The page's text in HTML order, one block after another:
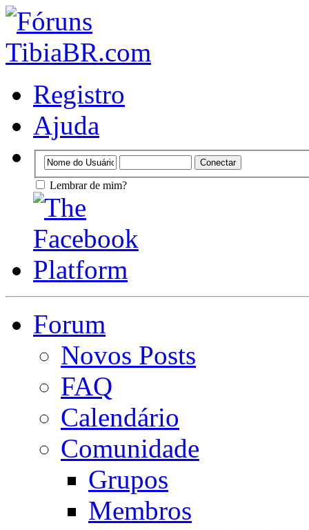
Registro
Ajuda
Lembrar de mim?
Forum
Novos Posts
FAQ
Calendário
Comunidade
Grupos
Membros